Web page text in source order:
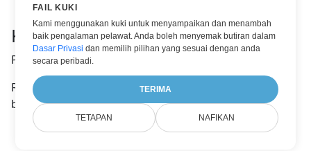
Keperluan Sistem
PHP 7.1 atau lebih baru
Rujuk
Repository Documentation
butiran lanjut.
FAIL KUKI
Kami menggunakan kuki untuk menyampaikan dan menambah
baik pengalaman pelawat. Anda boleh menyemak butiran dalam
Dasar Privasi dan memilih pilihan yang sesuai dengan anda
secara peribadi.
TERIMA
TETAPAN NAFIKAN